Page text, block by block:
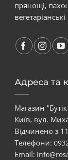
прянощі,
Адреса та
Магазин
Київ, вул.
Відчинено з
Телефони:
Email: